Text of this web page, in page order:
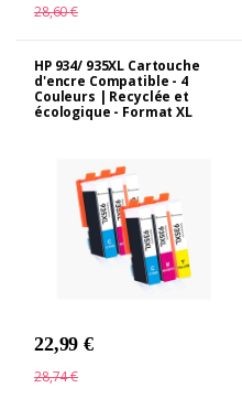
28,60 €
HP 934/ 935XL Cartouche
d'encre Compatible - 4
Couleurs | Recyclée et
écologique - Format XL
22,99 €
28,74 €